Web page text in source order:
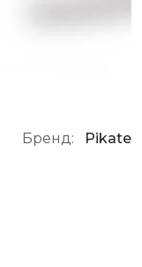
Бренд:
Pikate